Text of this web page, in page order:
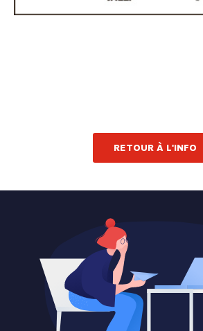
RETOUR À L'INFO